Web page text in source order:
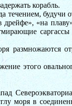
корабль.
течением, будучи
«на
саргассы
размножаются
этого
моря в